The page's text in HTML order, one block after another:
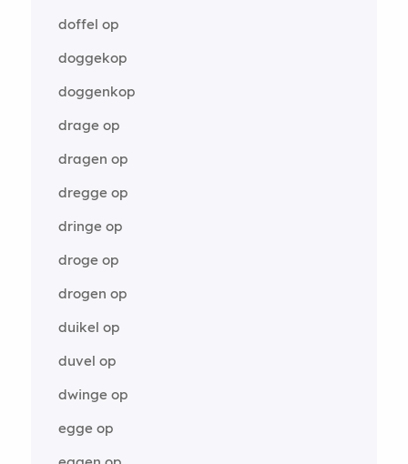
doffel op
doggekop
doggenkop
drage op
dragen op
dregge op
dringe op
droge op
drogen op
duikel op
duvel op
dwinge op
egge op